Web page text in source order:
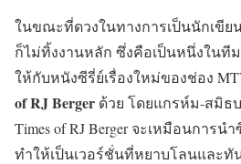
ในขณะที่ดวงในทางการเป็นนักเขีย
ก็ไม่ทิ้งงานหลัก ซึ่งคือเป็นหนึ่งในที
ให้กับหนังซีรี่ย์เรื่องใหม่ของช่อง
of RJ Berger ด้วย โดยแกรห์ม-สมิธ
Times of RJ Berger จะเหมือนการนำ
ทำให้เป็นเวอร์ชั่นที่หยาบโลนและ